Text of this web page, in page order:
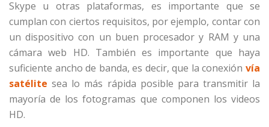
Skype u otras plataformas, es importante que se
cumplan con ciertos requisitos, por ejemplo, contar con
un dispositivo con un buen procesador y RAM y una
cámara web HD. También es importante que haya
suficiente ancho de banda, es decir, que la conexión vía
satélite sea lo más rápida posible para transmitir la
mayoría de los fotogramas que componen los videos
HD.